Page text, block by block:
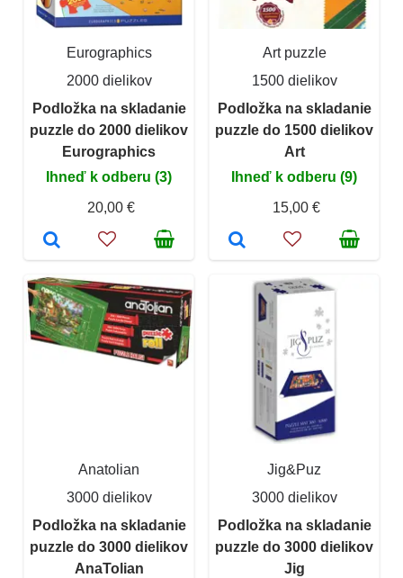
Eurographics
2000 dielikov
Podložka na skladanie
puzzle do 2000 dielikov
Eurographics
Ihneď k odberu (3)
20,00 €
Art puzzle
1500 dielikov
Podložka na skladanie
puzzle do 1500 dielikov
Art
Ihneď k odberu (9)
15,00 €
Anatolian
3000 dielikov
Podložka na skladanie
puzzle do 3000 dielikov
AnaTolian
Jig&Puz
3000 dielikov
Podložka na skladanie
puzzle do 3000 dielikov
Jig